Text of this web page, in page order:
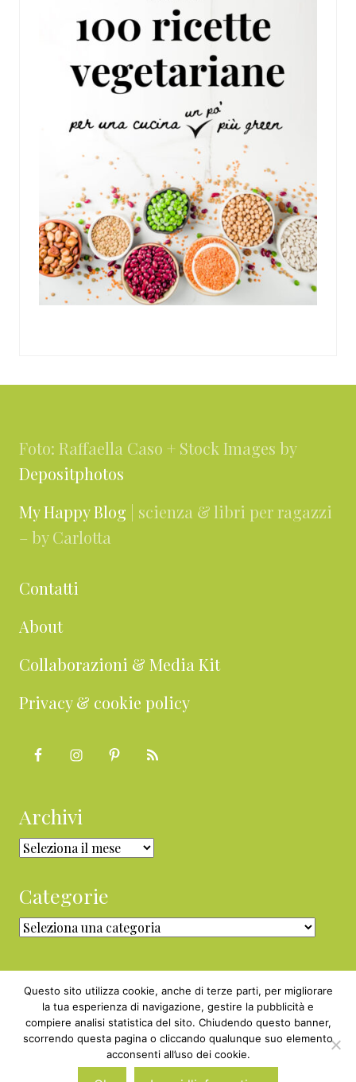
Foto: Raffaella Caso + Stock Images by
Depositphotos
My Happy Blog | scienza & libri per ragazzi
– by Carlotta
Contatti
About
Collaborazioni & Media Kit
Privacy & cookie policy
Archivi
Archivi
Categorie
Categorie
Copyright © 2010 - 2026 BabyGreen™ ·
P.IVA 05829800969 · Webmaster
Questo sito utilizza cookie, anche di terze parti, per migliorare
la tua esperienza di navigazione, gestire la pubblicità e
compiere analisi statistica del sito. Chiudendo questo banner,
scorrendo questa pagina o cliccando qualunque suo elemento
acconsenti all’uso dei cookie.